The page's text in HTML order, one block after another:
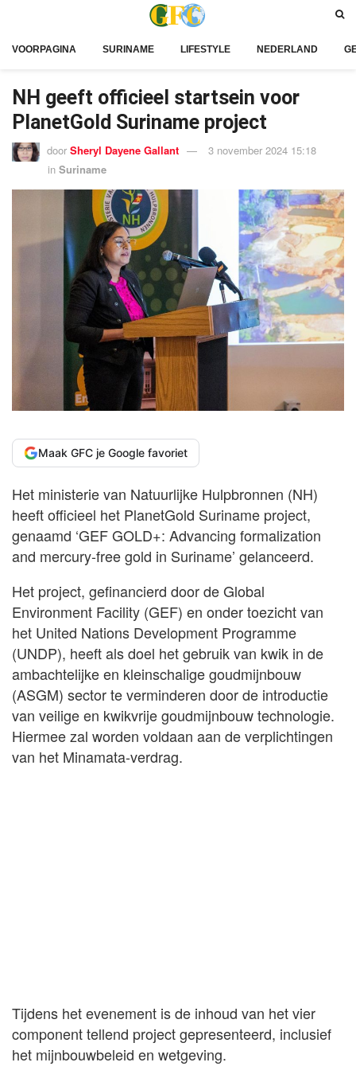
VOORPAGINA SURINAME LIFESTYLE NEDERLAND
NH geeft officieel startsein voor
PlanetGold Suriname project
door Sheryl Dayene Gallant
3 november 2024 15:18
in Suriname
Maak GFC je Google favoriet
Het ministerie van Natuurlijke Hulpbronnen (NH)
heeft officieel het PlanetGold Suriname project,
genaamd ‘GEF GOLD+: Advancing formalization
and mercury-free gold in Suriname’ gelanceerd.
Het project, gefinancierd door de Global
Environment Facility (GEF) en onder toezicht van
het United Nations Development Programme
(UNDP), heeft als doel het gebruik van kwik in de
ambachtelijke en kleinschalige goudmijnbouw
(ASGM) sector te verminderen door de introductie
van veilige en kwikvrije goudmijnbouw technologie.
Hiermee zal worden voldaan aan de verplichtingen
van het Minamata-verdrag.
Tijdens het evenement is de inhoud van het vier
component tellend project gepresenteerd, inclusief
het mijnbouwbeleid en wetgeving.